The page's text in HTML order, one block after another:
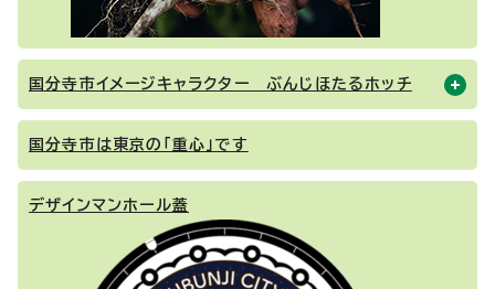
国分寺市イメージキャラクター ぶんじほたるホッチ
国分寺市は東京の「重心」です
デザインマンホール蓋